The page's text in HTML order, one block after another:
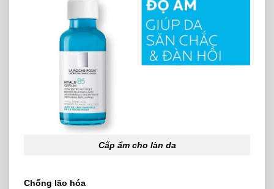
Cấp ẩm cho làn da
Chống lão hóa